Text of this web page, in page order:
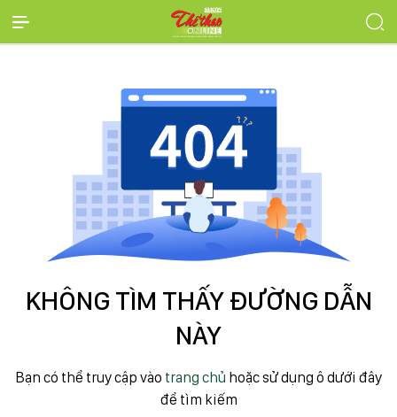
KHÔNG TÌM THẤY ĐƯỜNG DẪN
NÀY
Bạn có thể truy cập vào trang chủ hoặc sử dụng ô dưới đây
để tìm kiếm